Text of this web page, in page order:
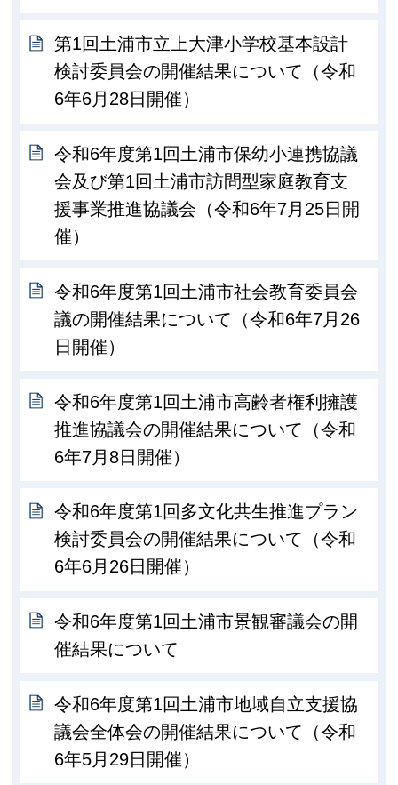
第1回土浦市立上大津小学校基本設計
検討委員会の開催結果について（令和
6年6月28日開催）
令和6年度第1回土浦市保幼小連携協議
会及び第1回土浦市訪問型家庭教育支
援事業推進協議会（令和6年7月25日開
催）
令和6年度第1回土浦市社会教育委員会
議の開催結果について（令和6年7月26
日開催）
令和6年度第1回土浦市高齢者権利擁護
推進協議会の開催結果について（令和
6年7月8日開催）
令和6年度第1回多文化共生推進プラン
検討委員会の開催結果について（令和
6年6月26日開催）
令和6年度第1回土浦市景観審議会の開
催結果について
令和6年度第1回土浦市地域自立支援協
議会全体会の開催結果について（令和
6年5月29日開催）